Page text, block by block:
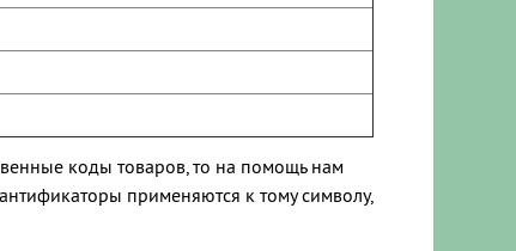
коды товаров, то на помощь нам
применяются к тому символу,